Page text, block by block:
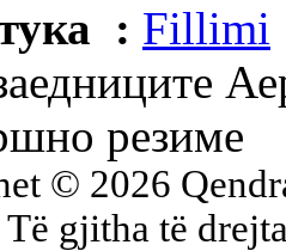
: Fillimi
резиме
© 2026
gjitha të